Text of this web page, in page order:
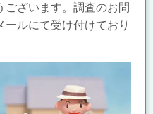
ございます。調査のお問
ルにて受け付けており